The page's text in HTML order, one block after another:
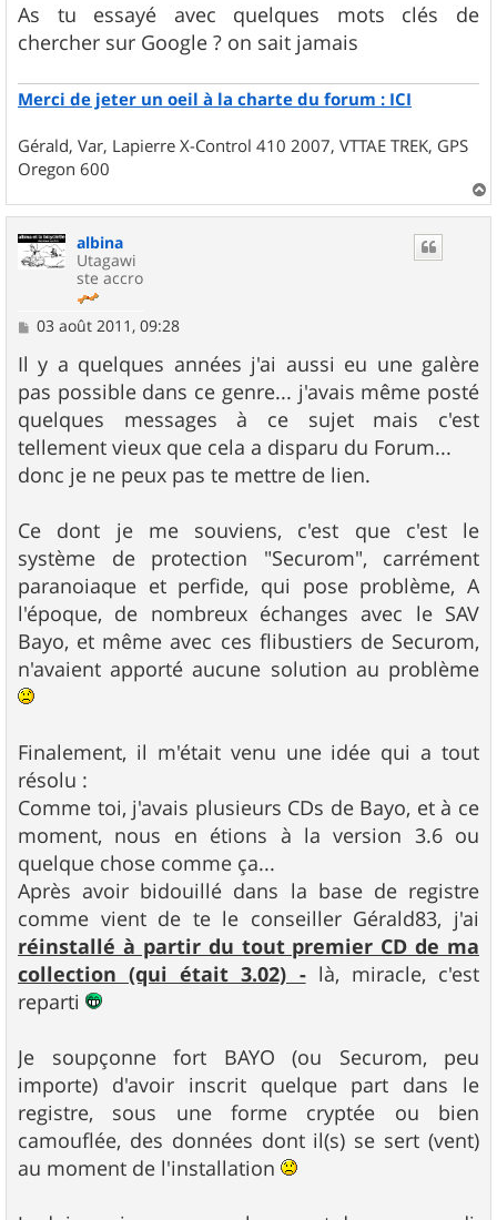
As tu essayé avec quelques mots clés de
chercher sur Google ? on sait jamais
Merci de jeter un oeil à la charte du forum : ICI
Gérald, Var, Lapierre X-Control 410 2007, VTTAE TREK, GPS
Oregon 600
a
albina
Utagawi
ste accro
M
s
s
a
g
e
03 août 2011, 09:28
Il y a quelques années j'ai aussi eu une galère
pas possible dans ce genre... j'avais même posté
quelques messages à ce sujet mais c'est
tellement vieux que cela a disparu du Forum...
donc je ne peux pas te mettre de lien.
Ce dont je me souviens, c'est que c'est le
système de protection "Securom", carrément
paranoiaque et perfide, qui pose problème, A
l'époque, de nombreux échanges avec le SAV
Bayo, et même avec ces flibustiers de Securom,
n'avaient apporté aucune solution au problème
Finalement, il m'était venu une idée qui a tout
résolu :
Comme toi, j'avais plusieurs CDs de Bayo, et à ce
moment, nous en étions à la version 3.6 ou
quelque chose comme ça...
Après avoir bidouillé dans la base de registre
comme vient de te le conseiller Gérald83, j'ai
réinstallé à partir du tout premier CD de ma
collection (qui était 3.02) -là, miracle, c'est
reparti
Je soupçonne fort BAYO (ou Securom, peu
importe) d'avoir inscrit quelque part dans le
registre, sous une forme cryptée ou bien
camouflée, des données dont il(s) se sert (vent)
au moment de l'installation